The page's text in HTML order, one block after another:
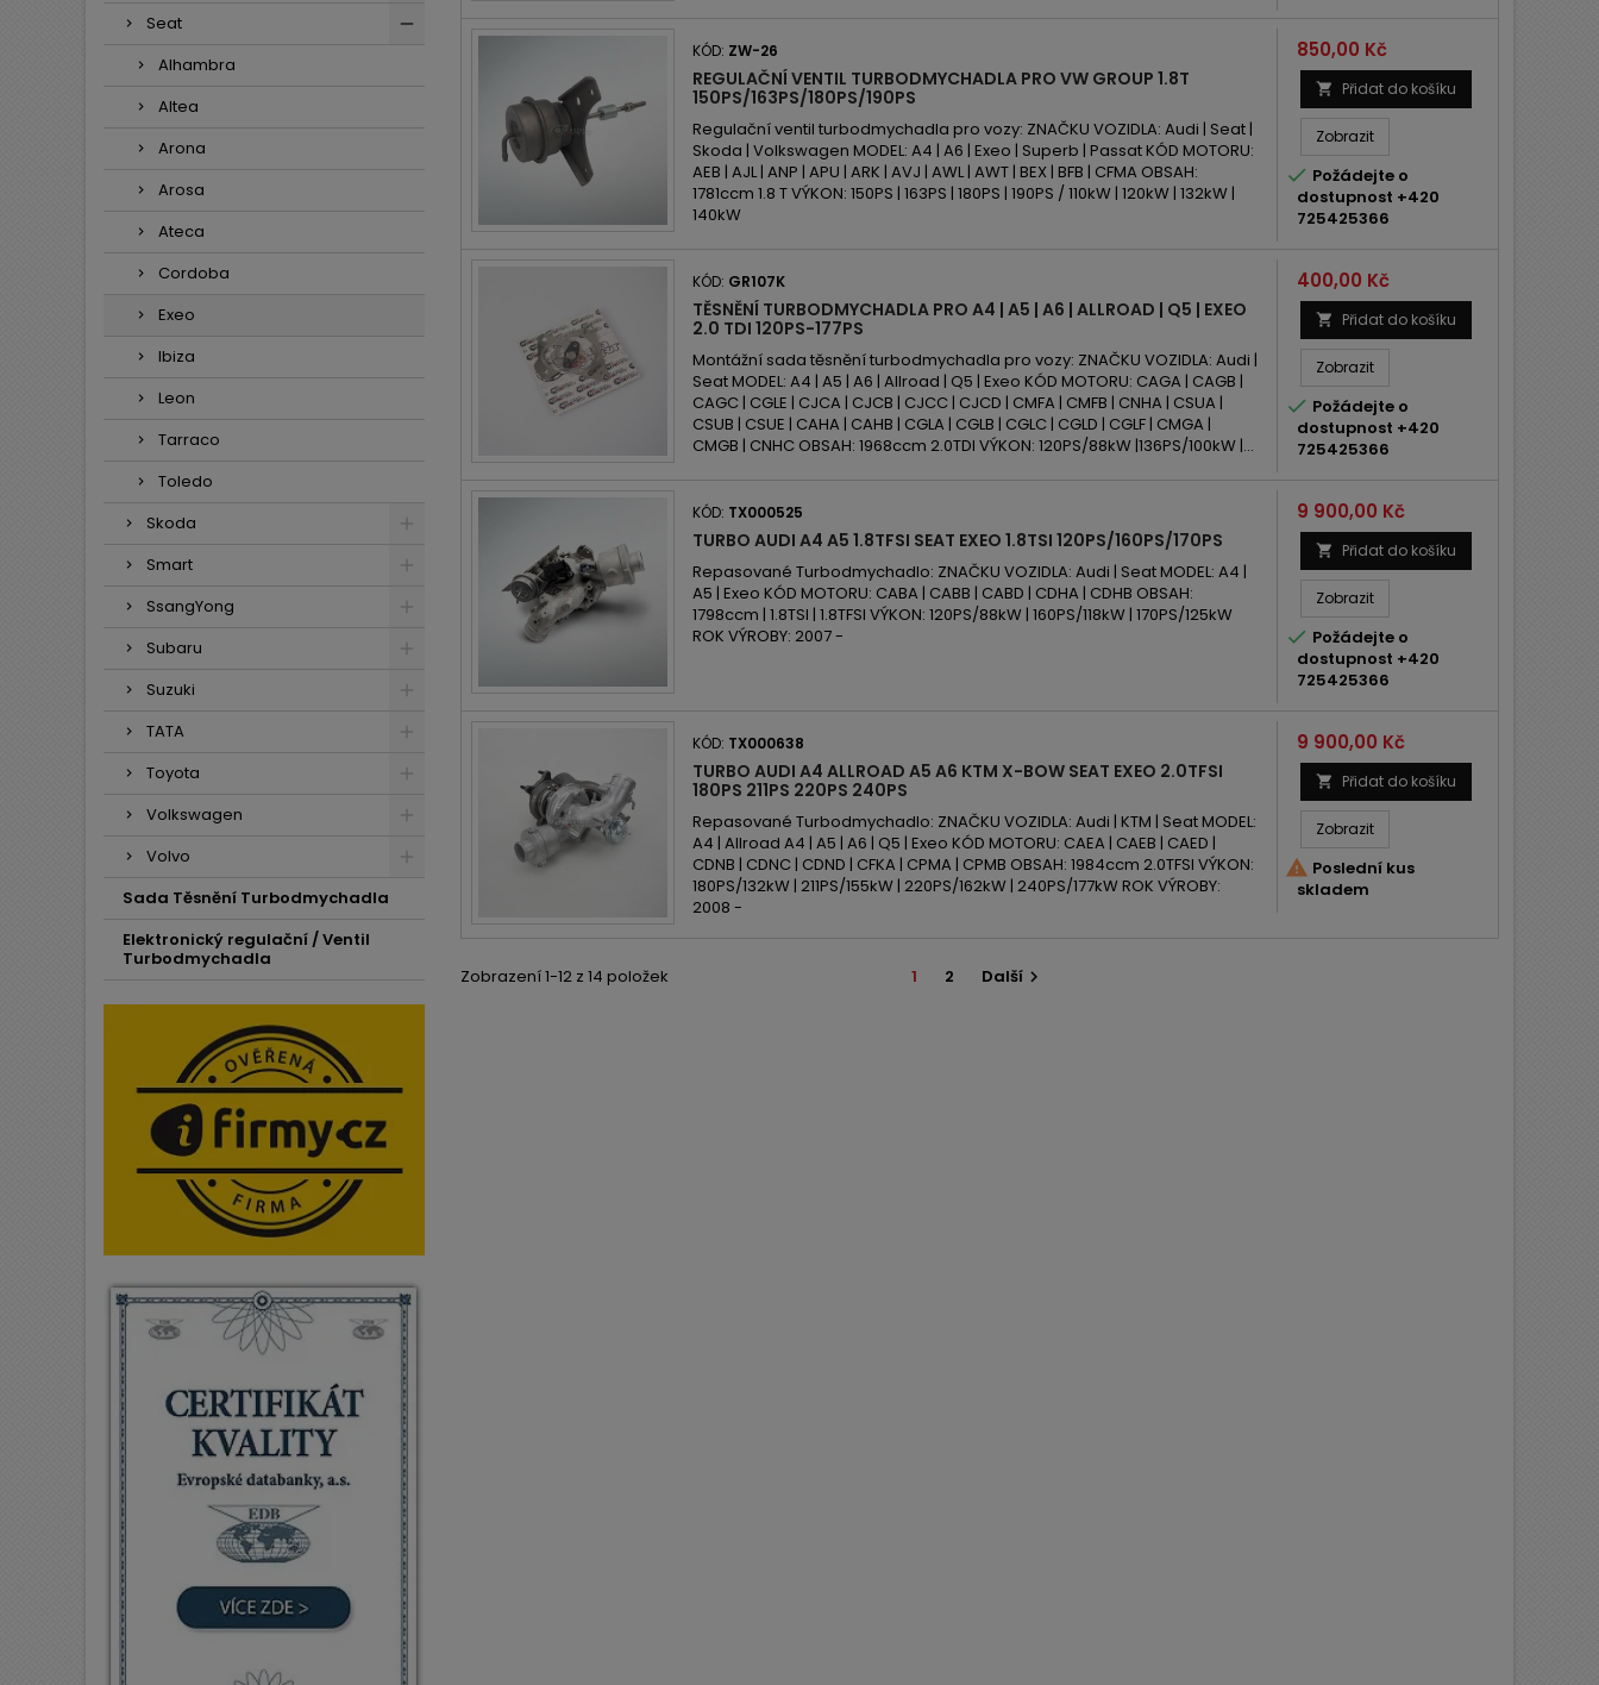
Seat
Alhambra
Altea
Arona
Arosa
Ateca
Cordoba
Exeo
Ibiza
Leon
Tarraco
Toledo
Skoda
Smart
SsangYong
Subaru
Suzuki
TATA
Toyota
Volkswagen
Volvo
Sada Těsnění Turbodmychadla
Elektronický regulační / Ventil
Turbodmychadla
KÓD: ZW-26
REGULAČNÍ VENTIL TURBODMYCHADLA PRO VW GROUP 1.8T
150PS/163PS/180PS/190PS
Regulační ventil turbodmychadla pro vozy: ZNAČKU VOZIDLA: Audi | Seat |
Skoda | Volkswagen MODEL: A4 | A6 | Exeo | Superb | Passat KÓD MOTORU:
AEB | AJL | ANP | APU | ARK | AVJ | AWL | AWT | BEX | BFB | CFMA OBSAH:
1781ccm 1.8 T VÝKON: 150PS | 163PS | 180PS | 190PS / 110kW | 120kW | 132kW |
140kW
Cena
850,00 Kč
 Přidat do košíku
Zobrazit
 Požádejte o
dostupnost +420
725425366
KÓD: GR107K
TĚSNĚNÍ TURBODMYCHADLA PRO A4 | A5 | A6 | ALLROAD | Q5 | EXEO
2.0 TDI 120PS-177PS
Montážní sada těsnění turbodmychadla pro vozy: ZNAČKU VOZIDLA: Audi |
Seat MODEL: A4 | A5 | A6 | Allroad | Q5 | Exeo KÓD MOTORU: CAGA | CAGB |
CAGC | CGLE | CJCA | CJCB | CJCC | CJCD | CMFA | CMFB | CNHA | CSUA |
CSUB | CSUE | CAHA | CAHB | CGLA | CGLB | CGLC | CGLD | CGLF | CMGA |
CMGB | CNHC OBSAH: 1968ccm 2.0TDI VÝKON: 120PS/88kW |136PS/100kW |...
Cena
400,00 Kč
 Přidat do košíku
Zobrazit
 Požádejte o
dostupnost +420
725425366
KÓD: TX000525
TURBO AUDI A4 A5 1.8TFSI SEAT EXEO 1.8TSI 120PS/160PS/170PS
Repasované Turbodmychadlo: ZNAČKU VOZIDLA: Audi | Seat MODEL: A4 |
A5 | Exeo KÓD MOTORU: CABA | CABB | CABD | CDHA | CDHB OBSAH:
1798ccm | 1.8TSI | 1.8TFSI VÝKON: 120PS/88kW | 160PS/118kW | 170PS/125kW
ROK VÝROBY: 2007 -
Cena
9 900,00 Kč
 Přidat do košíku
Zobrazit
 Požádejte o
dostupnost +420
725425366
KÓD: TX000638
TURBO AUDI A4 ALLROAD A5 A6 KTM X-BOW SEAT EXEO 2.0TFSI
180PS 211PS 220PS 240PS
Repasované Turbodmychadlo: ZNAČKU VOZIDLA: Audi | KTM | Seat MODEL:
A4 | Allroad A4 | A5 | A6 | Q5 | Exeo KÓD MOTORU: CAEA | CAEB | CAED |
CDNB | CDNC | CDND | CFKA | CPMA | CPMB OBSAH: 1984ccm 2.0TFSI VÝKON:
180PS/132kW | 211PS/155kW | 220PS/162kW | 240PS/177kW ROK VÝROBY:
2008 -
Cena
9 900,00 Kč
 Přidat do košíku
Zobrazit
 Poslední kus
skladem
Zobrazení 1-12 z 14 položek 1 2 Další 